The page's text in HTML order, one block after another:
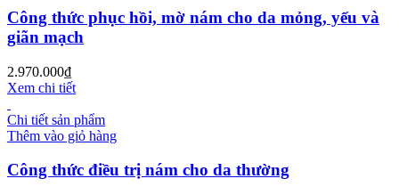
Công thức phục hồi, mờ nám cho da mỏng, yếu và
giãn mạch
2.970.000₫
Xem chi tiết
Chi tiết sản phẩm
Thêm vào giỏ hàng
Công thức điều trị nám cho da thường